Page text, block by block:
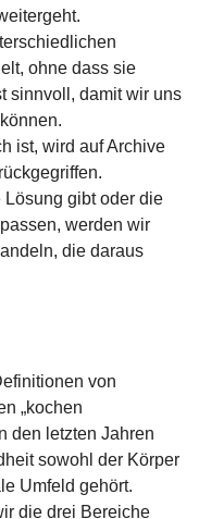
ohne dass sie
sinnvoll, damit wir uns
ist, wird auf Archive
gibt oder die
werden wir
die daraus
von
„kochen
den letzten Jahren
sowohl der Körper
Umfeld gehört.
die drei Bereiche